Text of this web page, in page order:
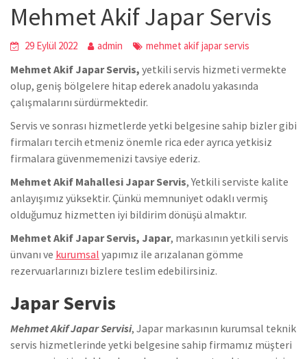
Mehmet Akif Japar Servis
29 Eylül 2022 admin mehmet akif japar servis
Mehmet Akif Japar Servis, yetkili servis hizmeti vermekte
olup, geniş bölgelere hitap ederek anadolu yakasında
çalışmalarını sürdürmektedir.
Servis ve sonrası hizmetlerde yetki belgesine sahip bizler gibi
firmaları tercih etmeniz önemle rica eder ayrıca yetkisiz
firmalara güvenmemenizi tavsiye ederiz.
Mehmet Akif Mahallesi Japar Servis, Yetkili serviste kalite
anlayışımız yüksektir. Çünkü memnuniyet odaklı vermiş
olduğumuz hizmetten iyi bildirim dönüşü almaktır.
Mehmet Akif Japar Servis, Japar, markasının yetkili servis
ünvanı ve kurumsal yapımız ile arızalanan gömme
rezervuarlarınızı bizlere teslim edebilirsiniz.
Japar Servis
Mehmet Akif Japar Servisi, Japar markasının kurumsal teknik
servis hizmetlerinde yetki belgesine sahip firmamız müşteri